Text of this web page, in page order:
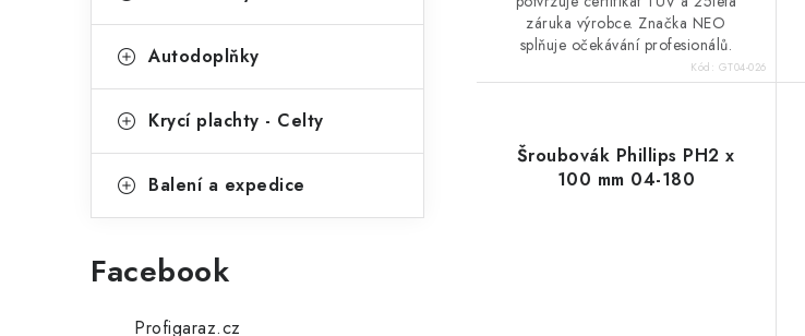
Autodoplňky
Krycí plachty - Celty
Balení a expedice
Facebook
Profigaraz.cz
záruka výrobce. Značka NEO
splňuje očekávání profesionálů.
Kód: GT04-026
Šroubovák Phillips PH2 x
100 mm 04-180